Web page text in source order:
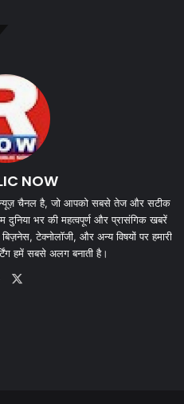
NOW
चैनल है, जो आपको सबसे तेज और सटीक
दुनिया भर की महत्वपूर्ण और प्रासंगिक खबरें
टेक्नोलॉजी, और अन्य विषयों पर हमारी
हमें सबसे अलग बनाती है।
Website